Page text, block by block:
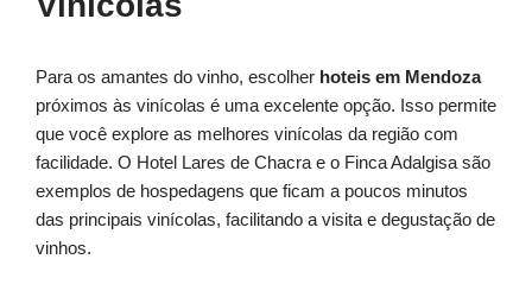
Para os amantes do vinho, escolher hoteis em Mendoza
próximos às vinícolas é uma excelente opção. Isso permite
que você explore as melhores vinícolas da região com
facilidade. O Hotel Lares de Chacra e o Finca Adalgisa são
exemplos de hospedagens que ficam a poucos minutos
das principais vinícolas, facilitando a visita e degustação de
vinhos.